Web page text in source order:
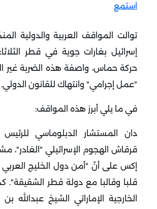
استمع
توالت المواقف العربية والدولية
إسرائيل بغارات جوية في قطر
حركة حماس، واصفة هذه الضربة غير
"عمل إجرامي" وانتهاك للقانون الدولي.
في ما يلي أبرز هذه المواقف:
دان المستشار الدبلوماسي للرئيس
قرقاش الهجوم الإسرائيلي "الغادر"،
إكس على أنّ "أمن دول الخليج العربي
قلبا وقالبا مع دولة قطر الشقيقة".
الخارجية الإماراتي الشيخ عبدالله